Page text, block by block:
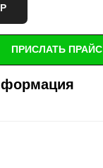
ПРИСЛАТЬ ПРАЙС